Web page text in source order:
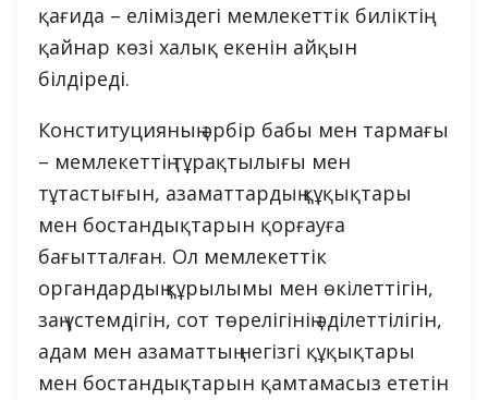
қағида – еліміздегі мемлекеттік биліктің
қайнар көзі халық екенін айқын
білдіреді.
Конституцияның әрбір бабы мен тармағы
– мемлекеттің тұрақтылығы мен
тұтастығын, азаматтардың құқықтары
мен бостандықтарын қорғауға
бағытталған. Ол мемлекеттік
органдардың құрылымы мен өкілеттігін,
заң үстемдігін, сот төрелігінің әділеттілігін,
адам мен азаматтың негізгі құқықтары
мен бостандықтарын қамтамасыз ететін